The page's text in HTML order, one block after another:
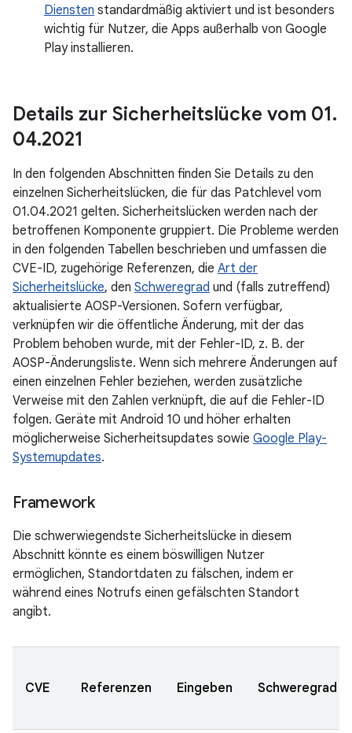
Diensten standardmäßig aktiviert und ist besonders
wichtig für Nutzer, die Apps außerhalb von Google
Play installieren.
Details zur Sicherheitslücke vom 01.
04.2021
In den folgenden Abschnitten finden Sie Details zu den
einzelnen Sicherheitslücken, die für das Patchlevel vom
01.04.2021 gelten. Sicherheitslücken werden nach der
betroffenen Komponente gruppiert. Die Probleme werden
in den folgenden Tabellen beschrieben und umfassen die
CVE-ID, zugehörige Referenzen, die Art der
Sicherheitslücke, den Schweregrad und (falls zutreffend)
aktualisierte AOSP-Versionen. Sofern verfügbar,
verknüpfen wir die öffentliche Änderung, mit der das
Problem behoben wurde, mit der Fehler-ID, z. B. der
AOSP-Änderungsliste. Wenn sich mehrere Änderungen auf
einen einzelnen Fehler beziehen, werden zusätzliche
Verweise mit den Zahlen verknüpft, die auf die Fehler-ID
folgen. Geräte mit Android 10 und höher erhalten
möglicherweise Sicherheitsupdates sowie Google Play-
Systemupdates.
Framework
Die schwerwiegendste Sicherheitslücke in diesem
Abschnitt könnte es einem böswilligen Nutzer
ermöglichen, Standortdaten zu fälschen, indem er
während eines Notrufs einen gefälschten Standort
angibt.
CVE Referenzen Eingeben Schweregrad